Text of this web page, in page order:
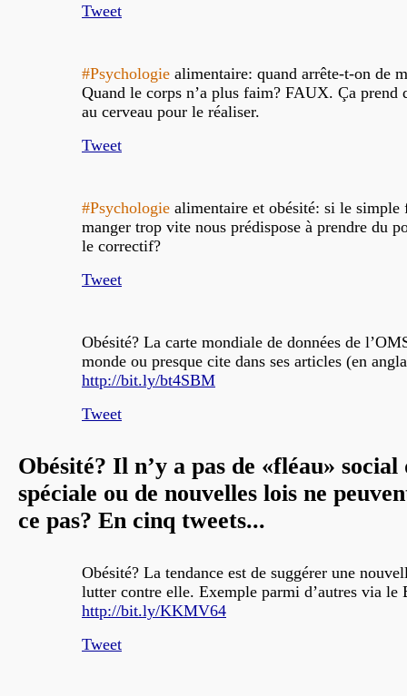
Tweet
#Psychologie alimentaire: quand arrête-t-on de
Quand le corps n’a plus faim? FAUX. Ça prend
au cerveau pour le réaliser.
Tweet
#Psychologie alimentaire et obésité: si le simple
manger trop vite nous prédispose à prendre du
le correctif?
Tweet
Obésité? La carte mondiale de données de
monde ou presque cite dans ses articles (en
http://bit.ly/bt4SBM
Tweet
Obésité? Il n’y a pas de «fléau» social
spéciale ou de nouvelles lois ne
ce pas? En cinq tweets...
Obésité? La tendance est de suggérer une
lutter contre elle. Exemple parmi d’autres via le
http://bit.ly/KKMV64
Tweet